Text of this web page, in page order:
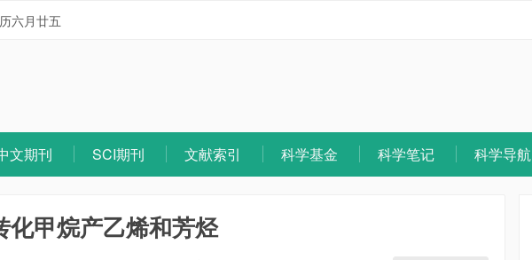
六月廿五
文期刊 SCI期刊 文献索引 科学基金 科学笔记 科学导航
化甲烷产乙烯和芳烃